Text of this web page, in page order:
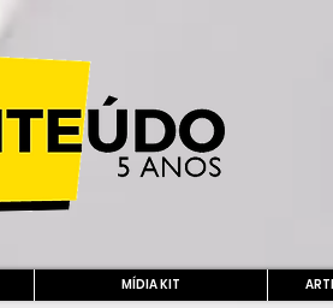
MÍDIA KIT